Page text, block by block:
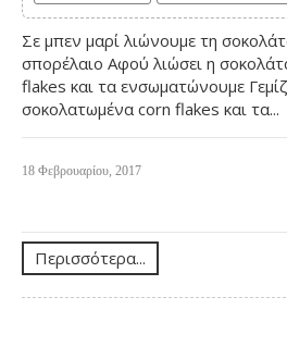
Σε μπεν μαρί λιώνουμε τη
σπορέλαιο Αφού λιώσει η
flakes και τα ενσωματώνουμε
σοκολατωμένα corn flakes και τα...
18 Φεβρουαρίου, 2017
Περισσότερα...